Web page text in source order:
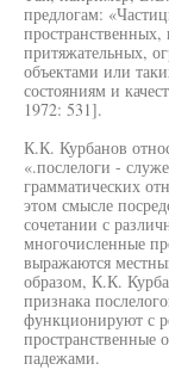
предлогам:
притяжательных,
объектами или
состояниям и
1972: 531].
К.К. Курбанов
«.послелоги -
грамматических
этом смысле
сочетании с
многочисленные
выражаются
образом, К.К.
признака
функционируют с
пространственные
падежами.